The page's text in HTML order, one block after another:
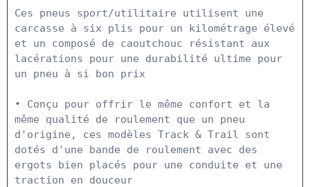
Ces pneus sport/utilitaire utilisent une
carcasse à six plis pour un kilométrage élevé
et un composé de caoutchouc résistant aux
lacérations pour une durabilité ultime pour
un pneu à si bon prix
• Conçu pour offrir le même confort et la
même qualité de roulement que un pneu
d'origine, ces modèles Track & Trail sont
dotés d'une bande de roulement avec des
ergots bien placés pour une conduite et une
traction en douceur